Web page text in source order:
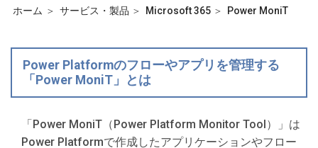
ホーム サービス・製品 Microsoft 365 Power MoniT
Power Platformのフローやアプリを管理する
「Power MoniT」とは
「Power MoniT（Power Platform Monitor Tool）」は
Power Platformで作成したアプリケーションやフロー